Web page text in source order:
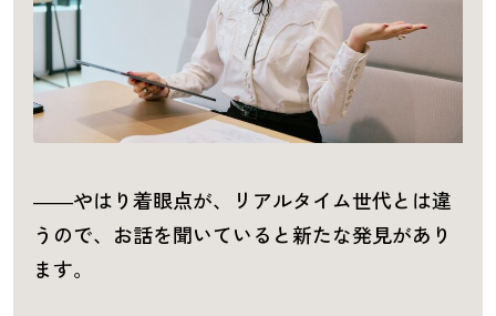
――やはり着眼点が、リアルタイム世代とは違
うので、お話を聞いていると新たな発見があり
ます。